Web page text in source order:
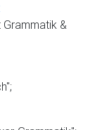
Grammatik &